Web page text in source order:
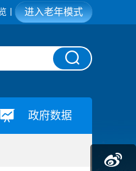
进入老年模式
政府数据